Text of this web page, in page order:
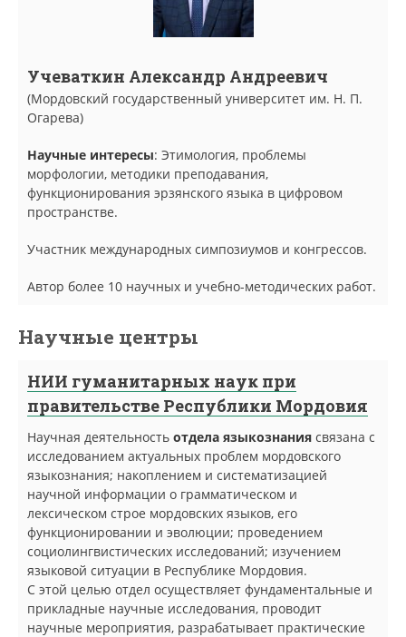
Учеваткин Александр Андреевич
(Мордовский государственный университет им. Н. П.
Огарева)
Научные интересы: Этимология, проблемы
морфологии, методики преподавания,
функционирования эрзянского языка в цифровом
пространстве.
Участник международных симпозиумов и конгрессов.
Автор более 10 научных и учебно-методических работ.
Научные центры
НИИ гуманитарных наук при
правительстве Республики Мордовия
Научная деятельность отдела языкознания связана с
исследованием актуальных проблем мордовского
языкознания; накоплением и систематизацией
научной информации о грамматическом и
лексическом строе мордовских языков, его
функционировании и эволюции; проведением
социолингвистических исследований; изучением
языковой ситуации в Республике Мордовия.
С этой целью отдел осуществляет фундаментальные и
прикладные научные исследования, проводит
научные мероприятия, разрабатывает практические